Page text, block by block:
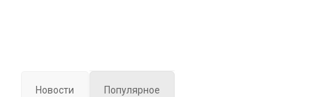
Новости Популярное